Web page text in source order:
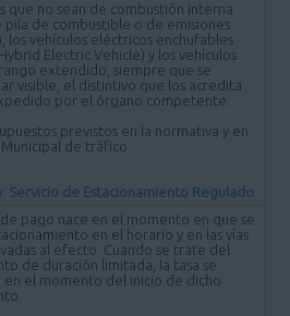
que no sean de combustión interna
pila de combustible o de emisiones
los vehículos eléctricos enchufables
Electric Vehicle) y los vehículos
extendido, siempre que se
visible, el distintivo que los acredita
por el órgano competente.
previstos en la normativa y en
de tráfico.
Servicio de Estacionamiento Regulado
pago nace en el momento en que se
en el horario y en las vías
al efecto. Cuando se trate del
de duración limitada, la tasa se
el momento del inicio de dicho